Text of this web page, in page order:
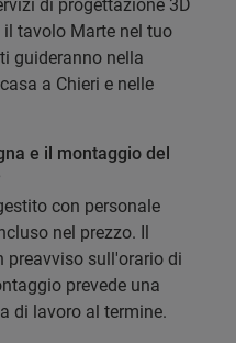
di progettazione 3D
tavolo Marte nel tuo
guideranno nella
a Chieri e nelle
e il montaggio del
con personale
nel prezzo. Il
preavviso sull'orario di
prevede una
di lavoro al termine.